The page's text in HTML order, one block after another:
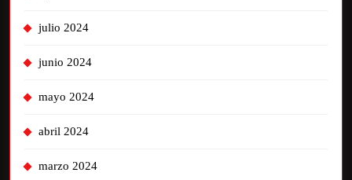
julio 2024
junio 2024
mayo 2024
abril 2024
marzo 2024